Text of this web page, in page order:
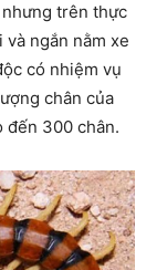
trên thực
ngắn nằm xe
có nhiệm vụ
chân của
đến 300 chân.